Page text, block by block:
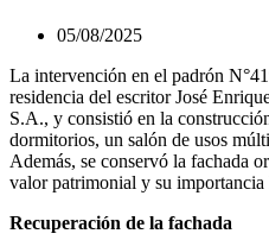
05/08/2025
La intervención en el padrón
residencia del escritor José
S.A., y consistió en la
dormitorios, un salón de usos
Además, se conservó la fachada
valor patrimonial y su importancia
Recuperación de la fachada